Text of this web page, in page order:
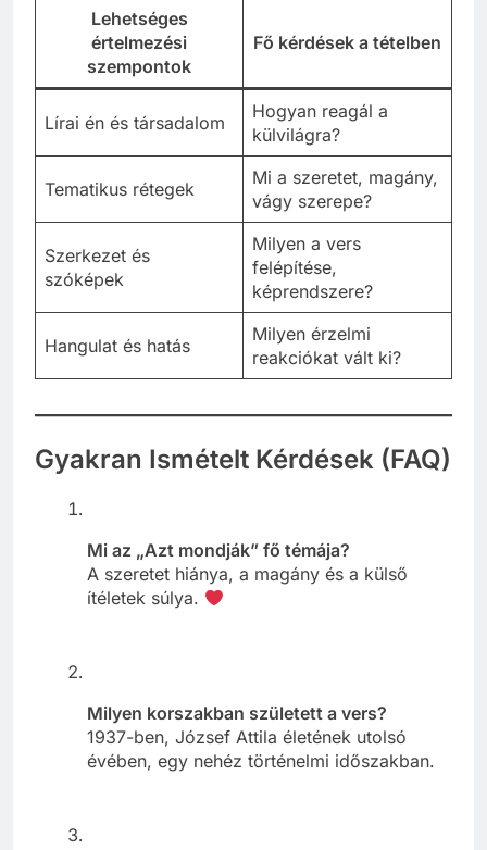
Lehetséges
értelmezési
szempontok
Fő kérdések a tételben
Lírai én és társadalom
Hogyan reagál a
külvilágra?
Tematikus rétegek
Mi a szeretet, magány,
vágy szerepe?
Szerkezet és
szóképek
Milyen a vers
felépítése,
képrendszere?
Hangulat és hatás
Milyen érzelmi
reakciókat vált ki?
Gyakran Ismételt Kérdések (FAQ)
Mi az „Azt mondják” fő témája?
A szeretet hiánya, a magány és a külső
ítéletek súlya.
Milyen korszakban született a vers?
1937-ben, József Attila életének utolsó
évében, egy nehéz történelmi időszakban.